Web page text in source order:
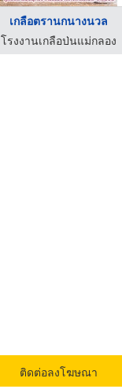
เกลือตรานกนางนวล
โรงงานเกลือป่นแม่กลอง
ติดต่อลงโฆษณา